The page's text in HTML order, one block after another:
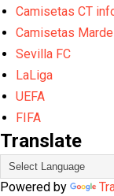
Camisetas CT
Camisetas
Sevilla FC
LaLiga
UEFA
FIFA
Translate
Powered by